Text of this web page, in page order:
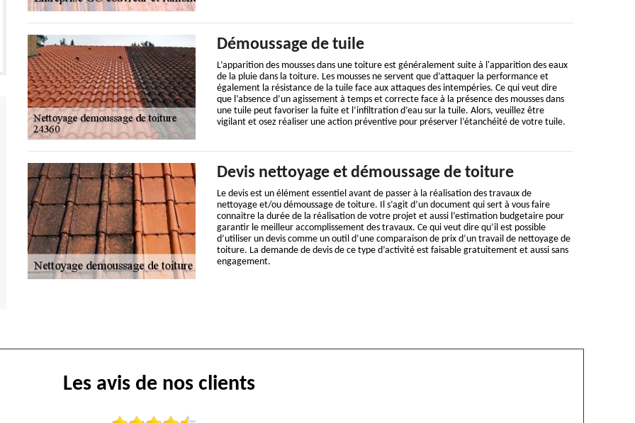
Démoussage de tuile
L’apparition des mousses dans une toiture est généralement suite à l'apparition des eaux
de la pluie dans la toiture. Les mousses ne servent que d’attaquer la performance et
également la résistance de la tuile face aux attaques des intempéries. Ce qui veut dire
que l’absence d’un agissement à temps et correcte face à la présence des mousses dans
une tuile peut favoriser la fuite et l’infiltration d’eau sur la tuile. Alors, veuillez être
vigilant et osez réaliser une action préventive pour préserver l’étanchéité de votre tuile.
Devis nettoyage et démoussage de toiture
Le devis est un élément essentiel avant de passer à la réalisation des travaux de
nettoyage et/ou démoussage de toiture. Il s’agit d’un document qui sert à vous faire
connaitre la durée de la réalisation de votre projet et aussi l’estimation budgetaire pour
garantir le meilleur accomplissement des travaux. Ce qui veut dire qu’il est possible
d’utiliser un devis comme un outil d’une comparaison de prix d’un travail de nettoyage de
toiture. La demande de devis de ce type d’activité est faisable gratuitement et aussi sans
engagement.
Les avis de nos clients